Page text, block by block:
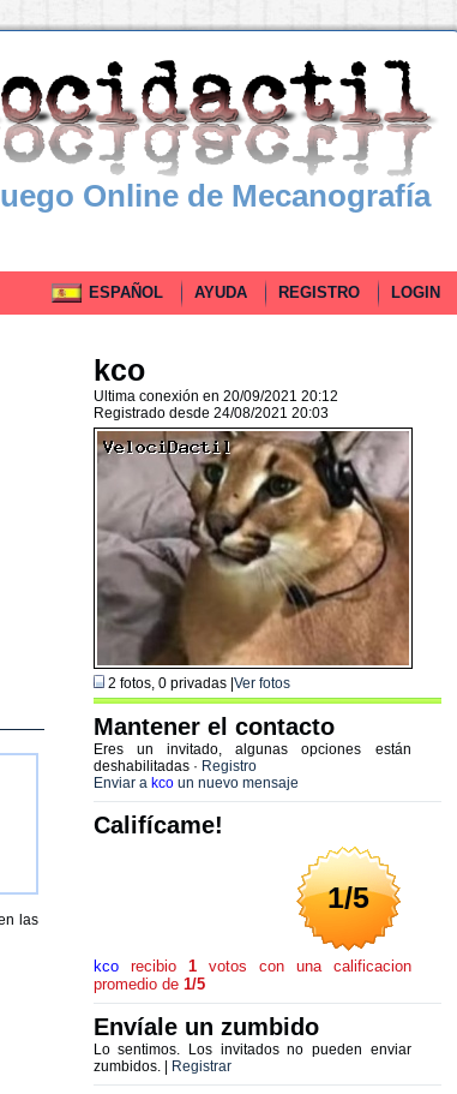
Online de Mecanografía
ESPAÑOL AYUDA REGISTRO LOGIN
las
kco
Ultima conexión en 20/09/2021 20:12
Registrado desde 24/08/2021 20:03
2 fotos, 0 privadas | Ver fotos
Mantener el contacto
Eres un invitado, algunas opciones están
deshabilitadas · Registro
Enviar a kcoun nuevo mensaje
Califícame!
1/5
kcorecibio 1votos con una calificacion
promedio de 1/5
Envíale un zumbido
Lo sentimos. Los invitados no pueden enviar
zumbidos. |
Registrar